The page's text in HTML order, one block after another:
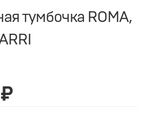
тумбочка ROMA,